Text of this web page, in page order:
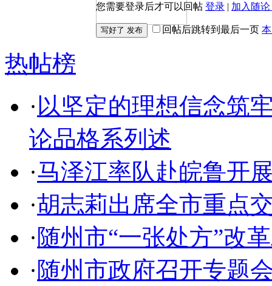
您需要登录后才可以回帖 登录 | 加入随
回帖后跳转到最后一页
热帖榜
·以坚定的理想信念筑
论品格系列述
·马泽江率队赴皖鲁开
·胡志莉出席全市重点
·随州市“一张处方”改
·随州市政府召开专题